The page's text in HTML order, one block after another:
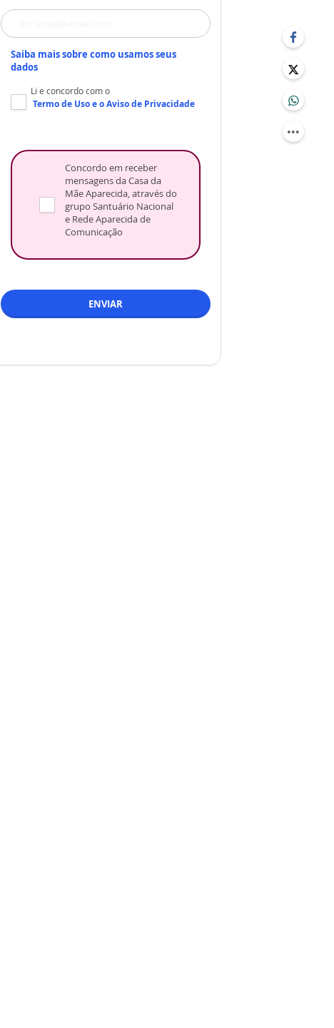
Saiba mais sobre como usamos seus
dados
Li e concordo com o
Termo de Usoe oAviso de Privacidade
Concordo em receber
mensagens da Casa da
Mãe Aparecida, através do
grupo Santuário Nacional
e Rede Aparecida de
Comunicação
ENVIAR